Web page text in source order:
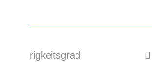
Schwierigkeitsgrad